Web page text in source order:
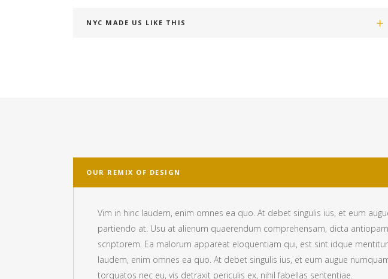
NYC MADE US LIKE THIS
OUR REMIX OF DESIGN
Vim in hinc laudem, enim omnes ea quo. At debet singulis ius, et eum
partiendo at. Usu at alienum quaerendum comprehensam, dicta
scriptorem. Ea malorum appareat eloquentiam qui, est sint idque
laudem, enim omnes ea quo. At debet singulis ius, et eum augue
torquatos nec eu, vis detraxit periculis ex, nihil fabellas sententiae.